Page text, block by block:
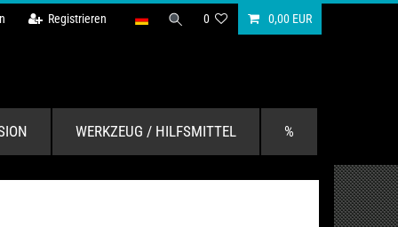
Registrieren 0 0,00 EUR
WERKZEUG / HILFSMITTEL %